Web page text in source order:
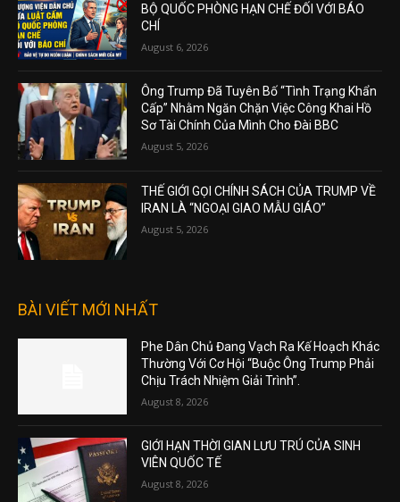
BỘ QUỐC PHÒNG HẠN CHẾ ĐỐI VỚI BÁO
CHÍ
August 6, 2026
Ông Trump Đã Tuyên Bố “Tình Trạng Khẩn
Cấp” Nhằm Ngăn Chặn Việc Công Khai Hồ
Sơ Tài Chính Của Mình Cho Đài BBC
August 5, 2026
THẾ GIỚI GỌI CHÍNH SÁCH CỦA TRUMP VỀ
IRAN LÀ “NGOẠI GIAO MẪU GIÁO”
August 5, 2026
BÀI VIẾT MỚI NHẤT
Phe Dân Chủ Đang Vạch Ra Kế Hoạch Khác
Thường Với Cơ Hội “Buộc Ông Trump Phải
Chịu Trách Nhiệm Giải Trình”.
August 8, 2026
GIỚI HẠN THỜI GIAN LƯU TRÚ CỦA SINH
VIÊN QUỐC TẾ
August 8, 2026